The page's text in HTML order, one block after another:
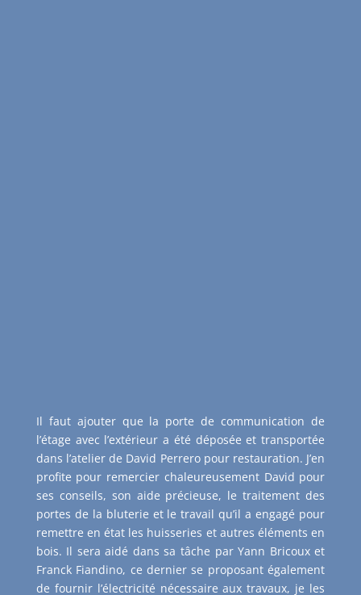
Il faut ajouter que la porte de communication de
l’étage avec l’extérieur a été déposée et transportée
dans l’atelier de David Perrero pour restauration. J’en
profite pour remercier chaleureusement David pour
ses conseils, son aide précieuse, le traitement des
portes de la bluterie et le travail qu’il a engagé pour
remettre en état les huisseries et autres éléments en
bois. Il sera aidé dans sa tâche par Yann Bricoux et
Franck Fiandino, ce dernier se proposant également
de fournir l’électricité nécessaire aux travaux, je les